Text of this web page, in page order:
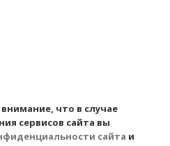
что в случае
сервисов сайта вы
сайта и